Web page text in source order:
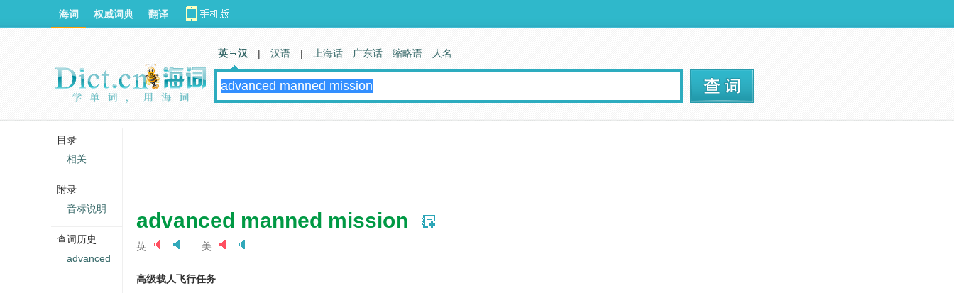
advanced manned mission
英 美
高级载人飞行任务
海词 权威词典 翻译
英 汉 | 汉语 | 上海话 广东话 缩略语 人名
目录
相关
附录
音标说明
查词历史
advanced